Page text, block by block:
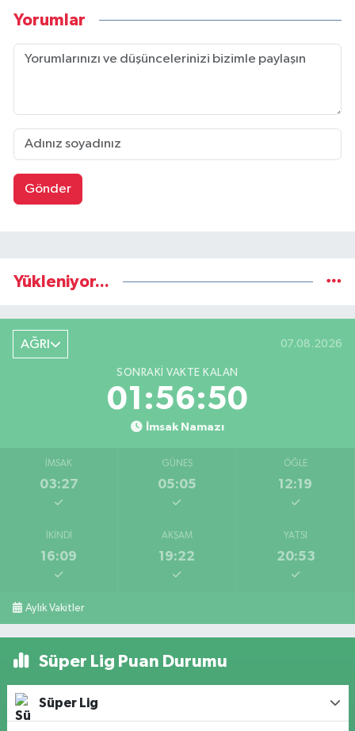
Yorumlar
Gönder
Yükleniyor...
AĞRI 07.08.2026
SONRAKI VAKTE KALAN
01:56:50
İmsak Namazı
İMSAK
03:27
GÜNEŞ
05:05
ÖĞLE
12:19
İKINDI
16:09
AKŞAM
19:22
YATSI
20:53
Aylık Vakitler
Süper Lig Puan Durumu
Süper Lig